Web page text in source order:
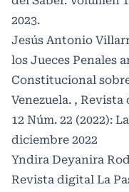
2023.
Jesús Antonio
los Jueces Penales
Constitucional
Venezuela. , Revista
12 Núm. 22 (2022):
diciembre 2022
Yndira Deyanira
Revista digital La